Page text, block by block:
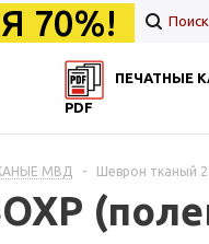
70%! Поиск
ПЕЧАТНЫЕ
PDF
МВД - Шеврон тканый